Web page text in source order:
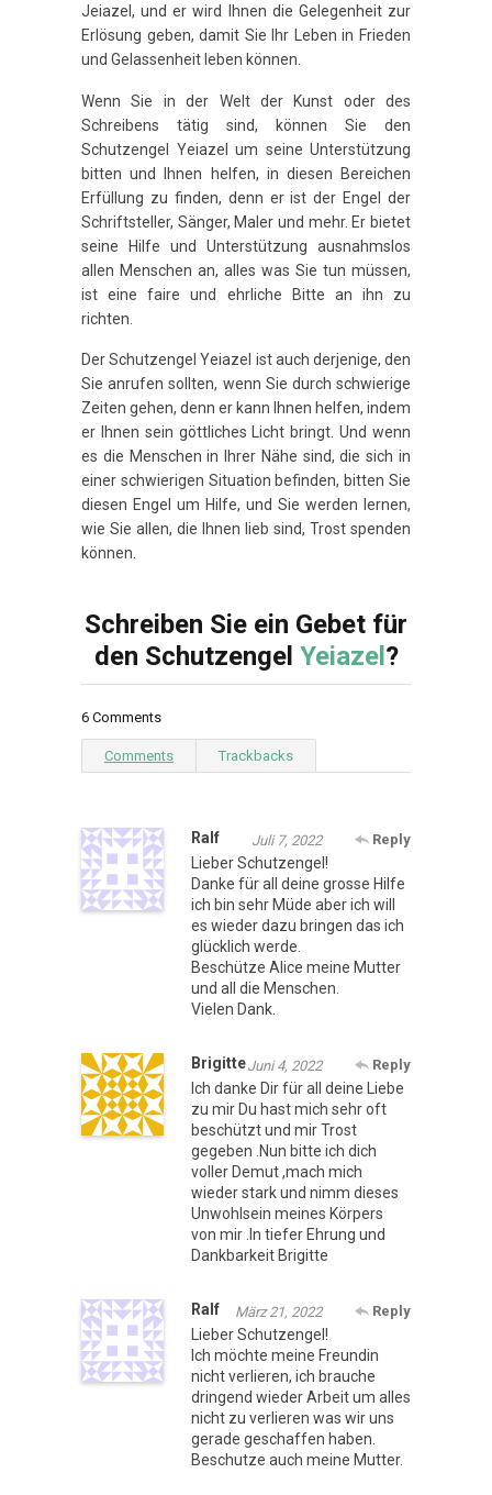
Jeiazel, und er wird Ihnen die Gelegenheit zur
Erlösung geben, damit Sie Ihr Leben in Frieden
und Gelassenheit leben können.
Wenn Sie in der Welt der Kunst oder des
Schreibens tätig sind, können Sie den
Schutzengel Yeiazel um seine Unterstützung
bitten und Ihnen helfen, in diesen Bereichen
Erfüllung zu finden, denn er ist der Engel der
Schriftsteller, Sänger, Maler und mehr. Er bietet
seine Hilfe und Unterstützung ausnahmslos
allen Menschen an, alles was Sie tun müssen,
ist eine faire und ehrliche Bitte an ihn zu
richten.
Der Schutzengel Yeiazel ist auch derjenige, den
Sie anrufen sollten, wenn Sie durch schwierige
Zeiten gehen, denn er kann Ihnen helfen, indem
er Ihnen sein göttliches Licht bringt. Und wenn
es die Menschen in Ihrer Nähe sind, die sich in
einer schwierigen Situation befinden, bitten Sie
diesen Engel um Hilfe, und Sie werden lernen,
wie Sie allen, die Ihnen lieb sind, Trost spenden
können.
Schreiben Sie ein Gebet für
den Schutzengel Yeiazel ?
6 Comments
Comments Trackbacks
Ralf Reply
Juli 7, 2022
Lieber Schutzengel!
Danke für all deine grosse Hilfe
ich bin sehr Müde aber ich will
es wieder dazu bringen das ich
glücklich werde.
Beschütze Alice meine Mutter
und all die Menschen.
Vielen Dank.
Brigitte Reply
Juni 4, 2022
Ich danke Dir für all deine Liebe
zu mir Du hast mich sehr oft
beschützt und mir Trost
gegeben .Nun bitte ich dich
voller Demut ,mach mich
wieder stark und nimm dieses
Unwohlsein meines Körpers
von mir .In tiefer Ehrung und
Dankbarkeit Brigitte
Ralf Reply
März 21, 2022
Lieber Schutzengel!
Ich möchte meine Freundin
nicht verlieren, ich brauche
dringend wieder Arbeit um alles
nicht zu verlieren was wir uns
gerade geschaffen haben.
Beschutze auch meine Mutter.